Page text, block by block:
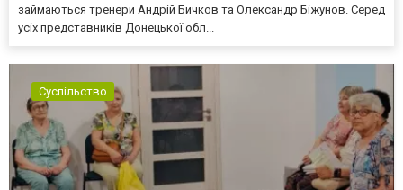
займаються тренери Андрій Бичков та Олександр Біжунов. Серед
усіх представників Донецької обл...
Суспільство